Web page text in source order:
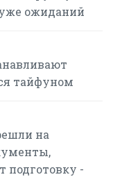
ожиданий
тайфуном
на
подготовку -